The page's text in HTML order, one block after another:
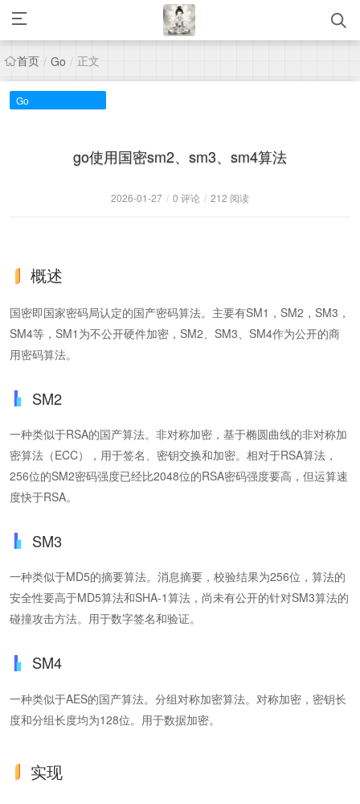
首页 / Go / 正文
Go
go使用国密sm2、sm3、sm4算法
2026-01-27 / 0 评论 / 212 阅读
概述
国密即国家密码局认定的国产密码算法。主要有SM1，SM2，SM3，
SM4等，SM1为不公开硬件加密，SM2、SM3、SM4作为公开的商
用密码算法。
SM2
一种类似于RSA的国产算法。非对称加密，基于椭圆曲线的非对称加
密算法（ECC），用于签名、密钥交换和加密。相对于RSA算法，
256位的SM2密码强度已经比2048位的RSA密码强度要高，但运算速
度快于RSA。
SM3
一种类似于MD5的摘要算法。消息摘要，校验结果为256位，算法的
安全性要高于MD5算法和SHA-1算法，尚未有公开的针对SM3算法的
碰撞攻击方法。用于数字签名和验证。
SM4
一种类似于AES的国产算法。分组对称加密算法。对称加密，密钥长
度和分组长度均为128位。用于数据加密。
实现